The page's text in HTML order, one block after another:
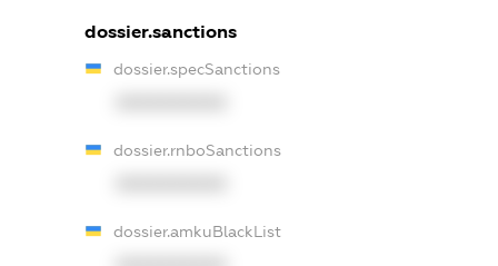
dossier.sanctions
dossier.specSanctions
dossier.rnboSanctions
dossier.amkuBlackList